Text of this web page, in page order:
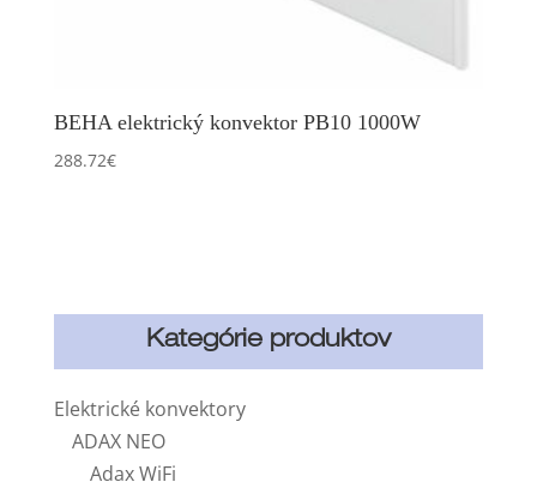
BEHA elektrický konvektor PB10 1000W
288.72€
Kategórie produktov
Elektrické konvektory
ADAX NEO
Adax WiFi